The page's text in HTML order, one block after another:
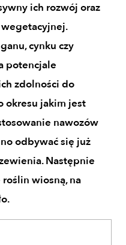
ich rozwój oraz
cynku czy
potencjale
zdolności do
okresu jakim jest
nawozów
odbywać się już
Następnie
wiosną, na